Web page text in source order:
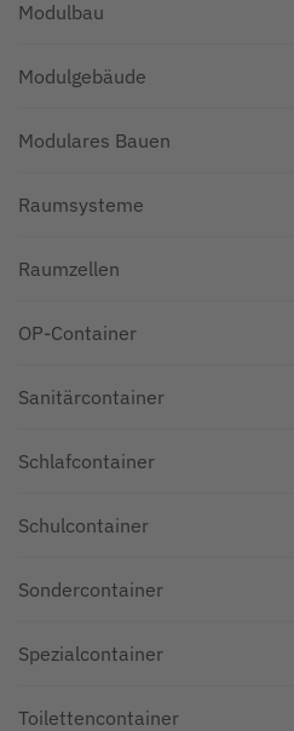
Modulbau
Modulgebäude
Modulares Bauen
Raumsysteme
Raumzellen
OP-Container
Sanitärcontainer
Schlafcontainer
Schulcontainer
Sondercontainer
Spezialcontainer
Toilettencontainer